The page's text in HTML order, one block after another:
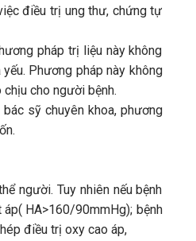
điều trị ung thư, chứng tự
pháp trị liệu này không
Phương pháp này không
cho người bệnh.
sỹ chuyên khoa, phương
người. Tuy nhiên nếu bệnh
HA>160/90mmHg); bệnh
điều trị oxy cao áp,